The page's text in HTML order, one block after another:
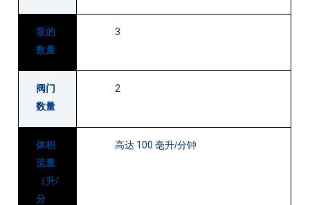
泵的
数量
3
阀门
数量
2
体积
流量
（升/
分
高达 100毫升/分钟